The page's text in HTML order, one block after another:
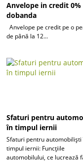
Anvelope in credit 0%
dobanda
Anvelope pe credit pe o
de până la 12...
Sfaturi pentru
în timpul iernii
Sfaturi pentru automobiliști
timpul iernii: Funcțiile
automobilului, ce lucrează